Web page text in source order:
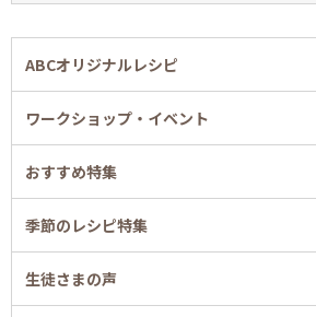
ABCオリジナルレシピ
ワークショップ・イベント
おすすめ特集
季節のレシピ特集
生徒さまの声